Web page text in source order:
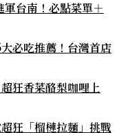
台南！必點菜單＋
必吃推薦！台灣首店
狂香菜酪梨咖哩上
狂「榴槤拉麵」挑戰